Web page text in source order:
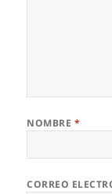
NOMBRE *
CORREO